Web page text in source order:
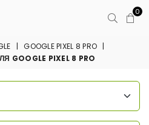
0
| GOOGLE PIXEL 8 PRO |
GOOGLE PIXEL 8 PRO